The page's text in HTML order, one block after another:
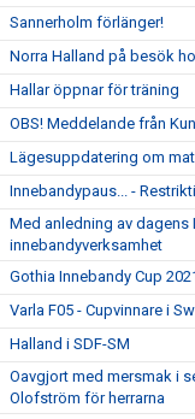
Sannerholm förlänger!
Norra Halland på besök
Hallar öppnar för träning
OBS! Meddelande från
Lägesuppdatering om
Innebandypaus... -
Med anledning av dagens
innebandyverksamhet
Gothia Innebandy Cup
Varla F05 - Cupvinnare i
Halland i SDF-SM
Oavgjort med mersmak i
Olofström för herrarna